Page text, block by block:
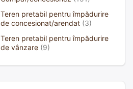
Teren pretabil pentru împădurire
de concesionat/arendat (3)
Teren pretabil pentru împădurire
de vânzare (9)